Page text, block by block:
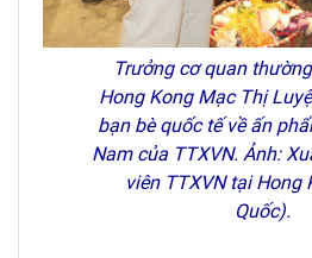
Trưởng cơ quan
Hong Kong Mạc Thị
bạn bè quốc tế về ấn
Nam của TTXVN. Ảnh:
viên TTXVN tại Hong
Quốc).